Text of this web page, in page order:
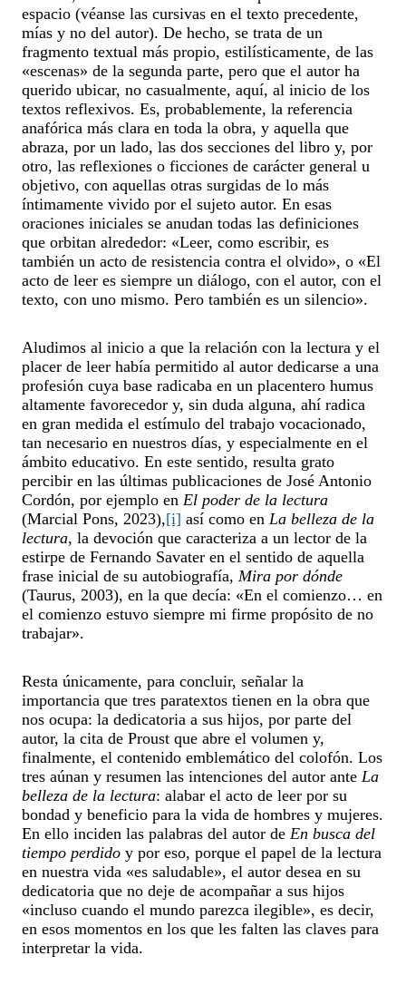
espacio (véanse las cursivas en el texto precedente,
mías y no del autor). De hecho, se trata de un
fragmento textual más propio, estilísticamente, de las
«escenas» de la segunda parte, pero que el autor ha
querido ubicar, no casualmente, aquí, al inicio de los
textos reflexivos. Es, probablemente, la referencia
anafórica más clara en toda la obra, y aquella que
abraza, por un lado, las dos secciones del libro y, por
otro, las reflexiones o ficciones de carácter general u
objetivo, con aquellas otras surgidas de lo más
íntimamente vivido por el sujeto autor. En esas
oraciones iniciales se anudan todas las definiciones
que orbitan alrededor: «Leer, como escribir, es
también un acto de resistencia contra el olvido», o «El
acto de leer es siempre un diálogo, con el autor, con el
texto, con uno mismo. Pero también es un silencio».
Aludimos al inicio a que la relación con la lectura y el
placer de leer había permitido al autor dedicarse a una
profesión cuya base radicaba en un placentero humus
altamente favorecedor y, sin duda alguna, ahí radica
en gran medida el estímulo del trabajo vocacionado,
tan necesario en nuestros días, y especialmente en el
ámbito educativo. En este sentido, resulta grato
percibir en las últimas publicaciones de José Antonio
Cordón, por ejemplo en El poder de la lectura
(Marcial Pons, 2023),[i] así como en La belleza de la
lectura, la devoción que caracteriza a un lector de la
estirpe de Fernando Savater en el sentido de aquella
frase inicial de su autobiografía, Mira por dónde
(Taurus, 2003), en la que decía: «En el comienzo… en
el comienzo estuvo siempre mi firme propósito de no
trabajar».
Resta únicamente, para concluir, señalar la
importancia que tres paratextos tienen en la obra que
nos ocupa: la dedicatoria a sus hijos, por parte del
autor, la cita de Proust que abre el volumen y,
finalmente, el contenido emblemático del colofón. Los
tres aúnan y resumen las intenciones del autor ante La
belleza de la lectura: alabar el acto de leer por su
bondad y beneficio para la vida de hombres y mujeres.
En ello inciden las palabras del autor de En busca del
tiempo perdido y por eso, porque el papel de la lectura
en nuestra vida «es saludable», el autor desea en su
dedicatoria que no deje de acompañar a sus hijos
«incluso cuando el mundo parezca ilegible», es decir,
en esos momentos en los que les falten las claves para
interpretar la vida.